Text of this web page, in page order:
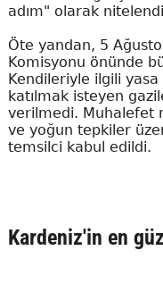
adım" olarak
Öte yandan, 5
Komisyonu önünde
Kendileriyle ilgili
katılmak isteyen
verilmedi. Muhalefet
ve yoğun tepkiler
temsilci kabul edildi.
Kardeniz'in en